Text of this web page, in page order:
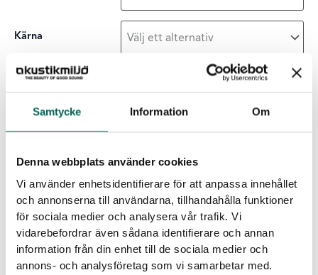
Samtycke Information Om
Denna webbplats använder cookies
Vi använder enhetsidentifierare för att anpassa innehållet
och annonserna till användarna, tillhandahålla funktioner
för sociala medier och analysera vår trafik. Vi
vidarebefordrar även sådana identifierare och annan
information från din enhet till de sociala medier och
annons- och analysföretag som vi samarbetar med.
Kärna
Off
mängd
+ LÄGG I LISTAN
Egenskaper för EcoSund
Inga emissioner: EcoSUND är helt fri från lim/bindmedel.
Inga farliga kemikalier: EcoSUND släpper inte ifrån sig fibrer
som kliar eller irriterar.